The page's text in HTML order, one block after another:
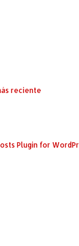
reciente